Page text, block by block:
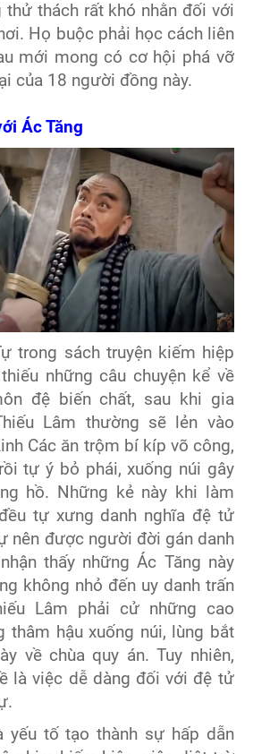
thử thách rất khó nhằn đối với
Họ buộc phải học cách liên
mới mong có cơ hội phá vỡ
của 18 người đồng này.
Ác Tăng
trong sách truyện kiếm hiệp
những câu chuyện kể về
đệ biến chất, sau khi gia
Lâm thường sẽ lẻn vào
Các ăn trộm bí kíp võ công,
tự ý bỏ phái, xuống núi gây
hồ. Những kẻ này khi làm
tự xưng danh nghĩa đệ tử
nên được người đời gán danh
thấy những Ác Tăng này
không nhỏ đến uy danh trấn
Lâm phải cử những cao
thâm hậu xuống núi, lùng bắt
về chùa quy án. Tuy nhiên,
là việc dễ dàng đối với đệ tử
yếu tố tạo thành sự hấp dẫn